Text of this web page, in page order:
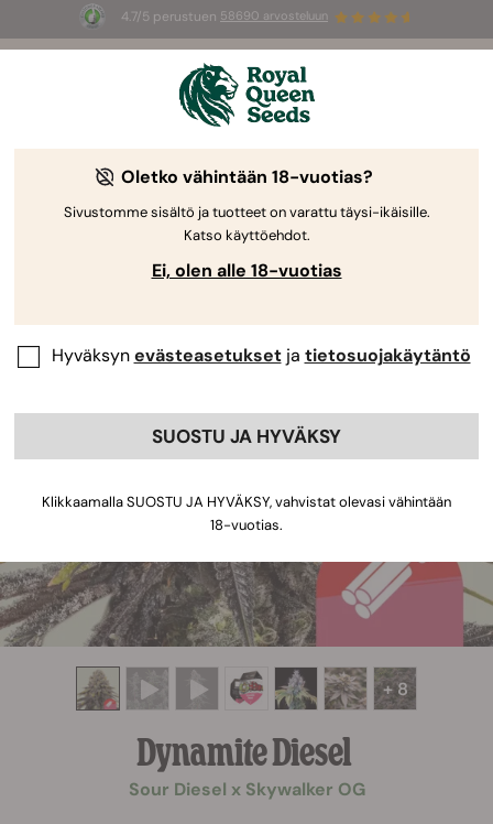
4.7/5 perustuen 58690 arvosteluun
3 White Widow Auto mag
+ 8
Dynamite Diesel
Sour Diesel x Skywalker OG
Oletko vähintään 18-vuotias?
Sivustomme sisältö ja tuotteet on varattu täysi-ikäisille.
Katso käyttöehdot.
Ei, olen alle 18-vuotias
Hyväksynevästeasetuksetja tietosuojakäytäntö
SUOSTU JA HYVÄKSY
Klikkaamalla SUOSTU JA HYVÄKSY, vahvistat olevasi vähintään
18-vuotias.